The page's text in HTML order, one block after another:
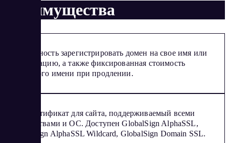
Преимущества
Возможность зарегистрировать домен на свое имя или
организацию, а также фиксированная стоимость
доменного имени при продлении.
SSL-сертификат для сайта, поддерживаемый всеми
устройствами и ОС. Доступен GlobalSign AlphaSSL,
GlobalSign AlphaSSL Wildcard, GlobalSign Domain SSL.